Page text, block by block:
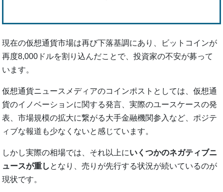
現在の仮想通貨市場は再び下落基調にあり、ビットコインが
再度8,000ドルを割り込んだことで、投資家の不安が募って
います。
仮想通貨ニュースメディアのコインポストとしては、仮想通
貨のイノベーションに関する発言、実際のユースケースの発
表、市場規模の拡大に繋がる大手金融機関参入など、ポジテ
ィブな報道も少なくないと感じています。
しかし実際の相場では、それ以上にいくつかのネガティブニ
ュースが重し となり、売りが先行する状況が続いているのが
現状です。